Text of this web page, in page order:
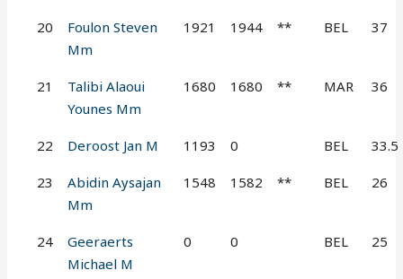
20
Foulon Steven
Mm
1921 1944 ** BEL 37
21
Talibi Alaoui
Younes Mm
1680 1680 ** MAR 36
22 Deroost Jan M 1193 0 BEL 33.5
23
Abidin Aysajan
Mm
1548 1582 ** BEL 26
24
Geeraerts
Michael M
0 0 BEL 25